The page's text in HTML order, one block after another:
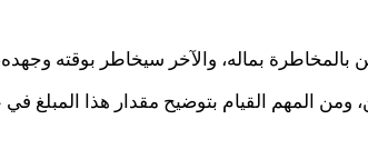
بالمخاطرة بماله، والآخر سيخاطر بوقته
المهم القيام بتوضيح مقدار هذا المبلغ في